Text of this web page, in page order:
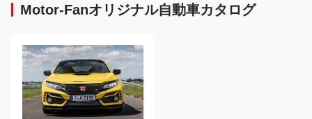
Motor-Fanオリジナル自動車カタログ